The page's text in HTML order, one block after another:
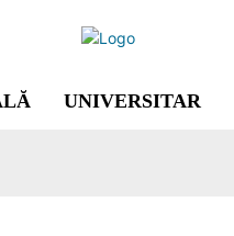
UNIVERSITAR